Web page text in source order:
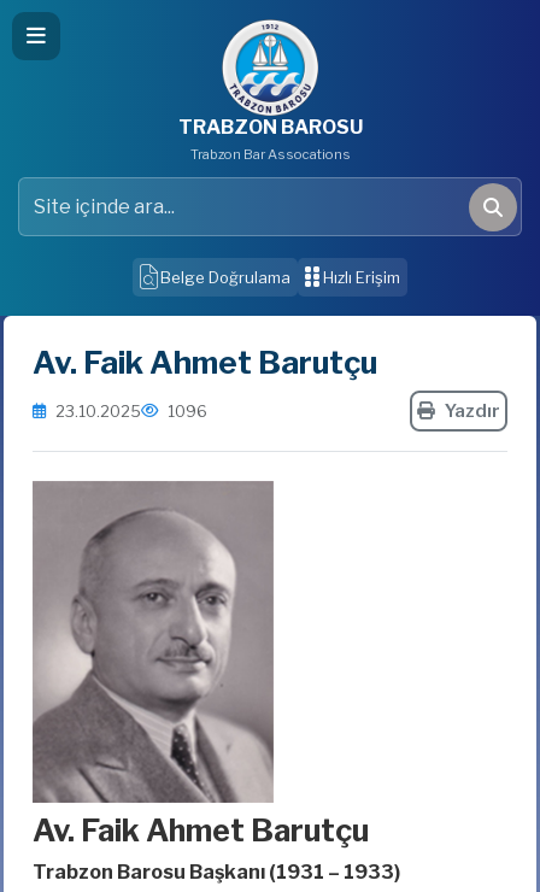
TRABZON BAROSU
Trabzon Bar Assocations
Site içinde ara
Ara
Belge Doğrulama Hızlı Erişim
Av. Faik Ahmet Barutçu
23.10.2025 1096 Yazdır
Av. Faik Ahmet Barutçu
Trabzon Barosu Başkanı (1931 – 1933)